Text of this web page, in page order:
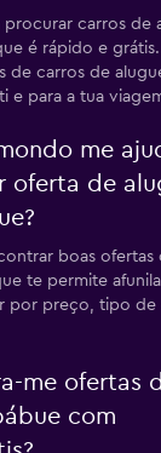
carros de
é rápido e
de carros de
e para a tua
me
oferta de
boas ofertas
te permite
por preço, tipo de
me ofertas
com